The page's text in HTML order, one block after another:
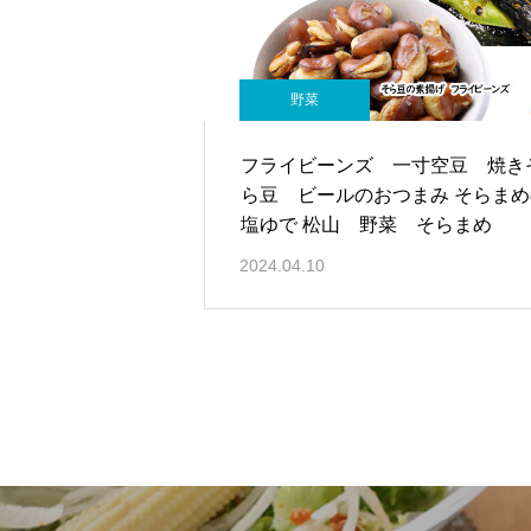
野菜
フライビーンズ 一寸空豆 焼き
ら豆 ビールのおつまみ そらま
塩ゆで 松山 野菜 そらまめ
2024.04.10